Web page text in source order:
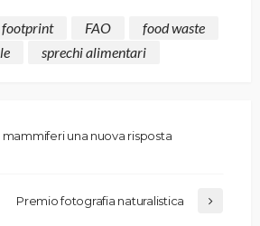
footprint FAO
food waste
sprechi alimentari
una nuova risposta
Premio fotografia naturalistica